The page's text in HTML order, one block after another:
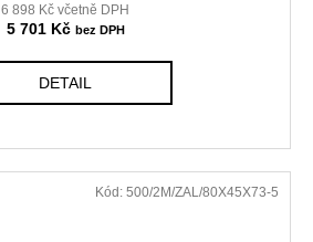
6 898 Kč včetně DPH
5 701 Kč
DETAIL
Kód: 500/2M/ZAL/80X45X73-5